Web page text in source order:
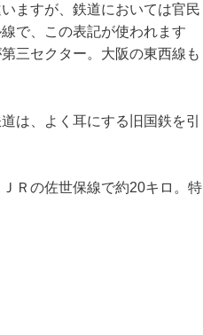
ますが、鉄道においては官民
で、この表記が使われます
三セクター。大阪の東西線も
は、よく耳にする旧国鉄を引
Ｒの佐世保線で約20キロ。特